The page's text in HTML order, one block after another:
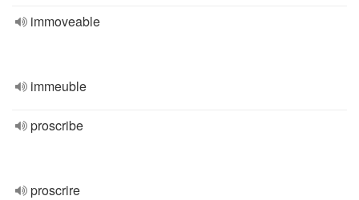
immoveable
immeuble
proscribe
proscrire